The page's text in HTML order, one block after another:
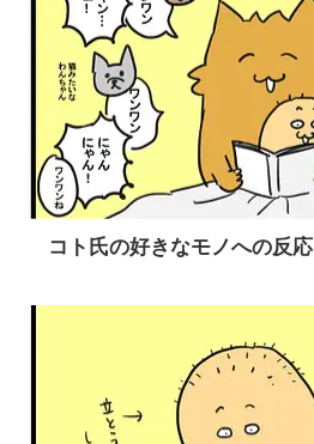
コト氏の好きなモノへの反応